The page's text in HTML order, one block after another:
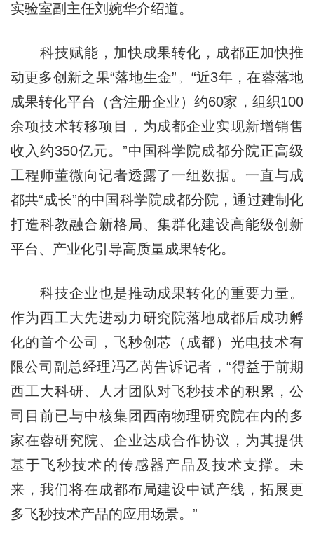
实验室副主任刘婉华介绍道。
科技赋能，加快成果转化，成都正加快推
动更多创新之果“落地生金”。“近3年，在蓉落地
成果转化平台（含注册企业）约60家，组织100
余项技术转移项目，为成都企业实现新增销售
收入约350亿元。”中国科学院成都分院正高级
工程师董微向记者透露了一组数据。一直与成
都共“成长”的中国科学院成都分院，通过建制化
打造科教融合新格局、集群化建设高能级创新
平台、产业化引导高质量成果转化。
科技企业也是推动成果转化的重要力量。
作为西工大先进动力研究院落地成都后成功孵
化的首个公司，飞秒创芯（成都）光电技术有
限公司副总经理冯乙芮告诉记者，“得益于前期
西工大科研、人才团队对飞秒技术的积累，公
司目前已与中核集团西南物理研究院在内的多
家在蓉研究院、企业达成合作协议，为其提供
基于飞秒技术的传感器产品及技术支撑。未
来，我们将在成都布局建设中试产线，拓展更
多飞秒技术产品的应用场景。”